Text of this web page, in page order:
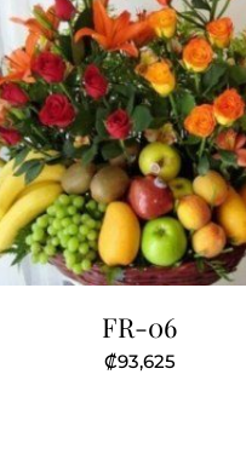
FR-06
₡93,625